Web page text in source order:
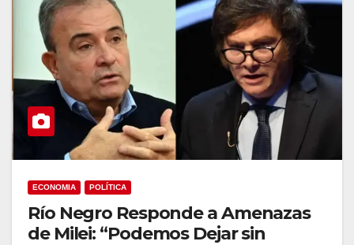
ECONOMIA POLÍTICA
Río Negro Responde a Amenazas
de Milei: “Podemos Dejar sin